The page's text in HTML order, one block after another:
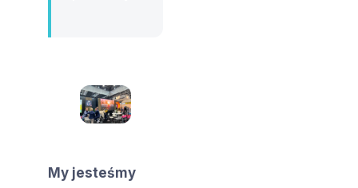
My jesteśmy